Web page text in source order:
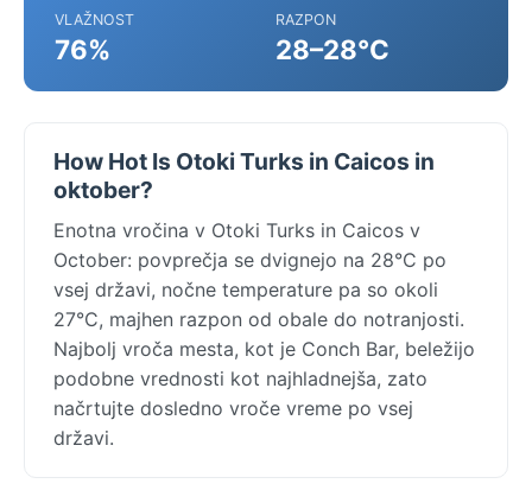
VLAŽNOST
76%
RAZPON
28–28°C
How Hot Is Otoki Turks in Caicos in
oktober?
Enotna vročina v Otoki Turks in Caicos v
October: povprečja se dvignejo na 28°C po
vsej državi, nočne temperature pa so okoli
27°C, majhen razpon od obale do notranjosti.
Najbolj vroča mesta, kot je Conch Bar, beležijo
podobne vrednosti kot najhladnejša, zato
načrtujte dosledno vroče vreme po vsej
državi.